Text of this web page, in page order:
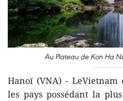
Au Plateau de Kon Ha
Hanoï (VNA) - LeVietnam
les pays possédant la